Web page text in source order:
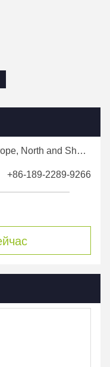
Ms. Ellen Zeng (Europe, North and Shouth America)
+86-189-2289-9266